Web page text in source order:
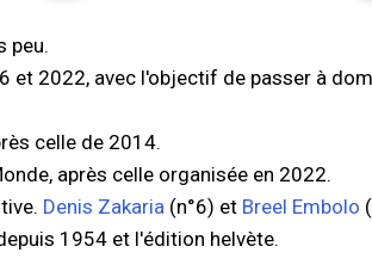
peu.
et 2022, avec l'objectif de passer à
celle de 2014.
après celle organisée en 2022.
Denis Zakaria (n°6) et Breel Embolo
1954 et l'édition helvète.